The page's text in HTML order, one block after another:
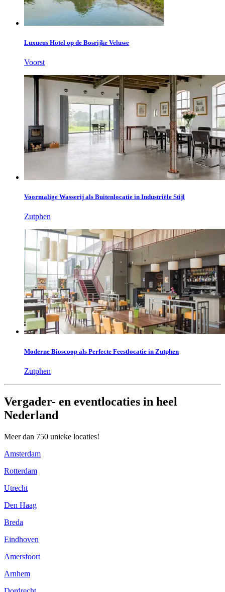
Luxueus Hotel op de Bosrijke Veluwe
Voorst
Voormalige Wasserij als Buitenlocatie in Industriële Stijl
Zutphen
Moderne Bioscoop als Perfecte Feestlocatie in Zutphen
Zutphen
Vergader- en eventlocaties in heel
Nederland
Meer dan 750 unieke locaties!
Amsterdam
Rotterdam
Utrecht
Den Haag
Breda
Eindhoven
Amersfoort
Arnhem